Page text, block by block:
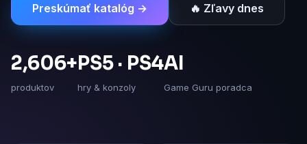
Preskúmať katalóg → 🔥 Zľavy dnes
2,606+
produktov
PS5 · PS4
hry & konzoly
AI
Game Guru poradca